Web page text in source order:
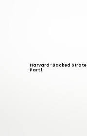
Harvard-Backed
Part 1